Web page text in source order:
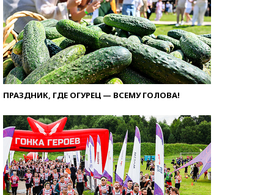
ПРАЗДНИК, ГДЕ ОГУРЕЦ — ВСЕМУ ГОЛОВА!